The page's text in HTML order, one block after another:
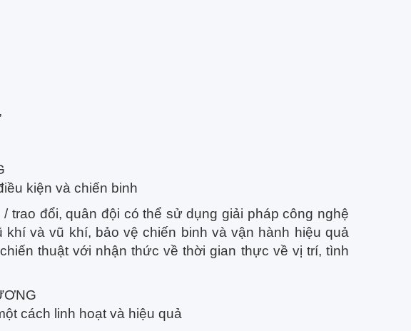
kiện và chiến binh
trao đổi, quân đội có thể sử dụng giải pháp công nghệ
khí và vũ khí, bảo vệ chiến binh và vận hành hiệu quả
thuật với nhận thức về thời gian thực về vị trí, tình
cách linh hoạt và hiệu quả